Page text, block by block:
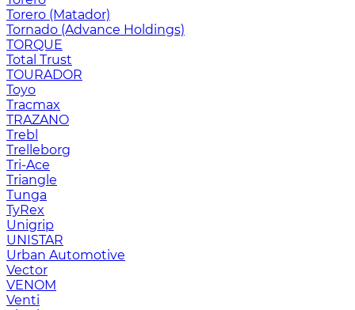
Torero (Matador)
Tornado (Advance Holdings)
TORQUE
Total Trust
TOURADOR
Toyo
Tracmax
TRAZANO
Trebl
Trelleborg
Tri-Ace
Triangle
Tunga
TyRex
Unigrip
UNISTAR
Urban Automotive
Vector
VENOM
Venti